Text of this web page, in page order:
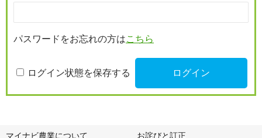
パスワードをお忘れの方はこちら
ログイン状態を保存する
マイナビ農業について お詫びと訂正